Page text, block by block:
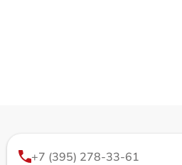
+7 (395) 278-33-61